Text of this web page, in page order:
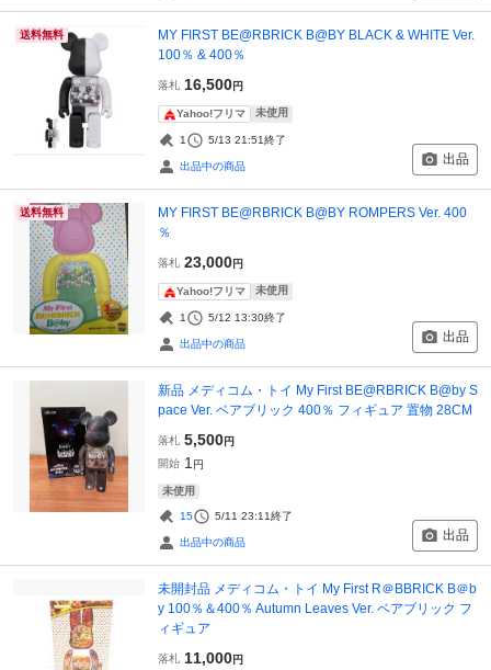
送料無料
MY FIRST BE@RBRICK B@BY BLACK & WHITE Ver.
100％ & 400％
落札 16,500円
Yahoo!フリマ 未使用
1 5/13 21:51終了
出品中の商品 出品
送料無料
MY FIRST BE@RBRICK B@BY ROMPERS Ver. 400
％
落札 23,000円
Yahoo!フリマ 未使用
1 5/12 13:30終了
出品中の商品 出品
新品 メディコム・トイ My First BE@RBRICK B@by S
pace Ver. ベアブリック 400％ フィギュア 置物 28CM
落札 5,500円
開始 1 円
未使用
15 5/11 23:11終了
出品中の商品 出品
未開封品 メディコム・トイ My First R＠BBRICK B＠b
y 100％＆400％ Autumn Leaves Ver. ベアブリック フ
ィギュア
落札 11,000円